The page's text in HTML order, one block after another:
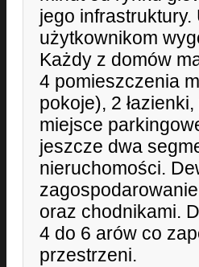
jego infrastruktury.
użytkownikom
Każdy z domów
4 pomieszczenia
pokoje), 2
miejsce
jeszcze dwa
nieruchomości.
oraz chodnikami.
4 do 6 arów co
przestrzeni.